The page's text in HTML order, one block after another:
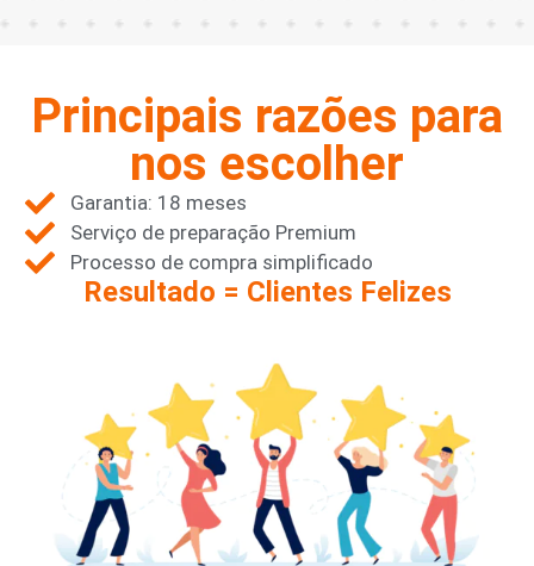
Principais razões para
nos escolher
Garantia: 18 meses
Serviço de preparação Premium
Processo de compra simplificado
Resultado = Clientes Felizes